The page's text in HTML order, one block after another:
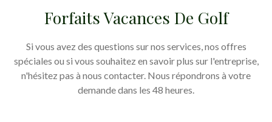
Forfaits Vacances De Golf
Si vous avez des questions sur nos services, nos offres
spéciales ou si vous souhaitez en savoir plus sur l'entreprise,
n'hésitez pas à nous contacter. Nous répondrons à votre
demande dans les 48 heures.